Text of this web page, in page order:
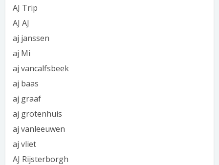
AJ Trip
AJ AJ
aj janssen
aj Mi
aj vancalfsbeek
aj baas
aj graaf
aj grotenhuis
aj vanleeuwen
aj vliet
AJ Rijsterborgh